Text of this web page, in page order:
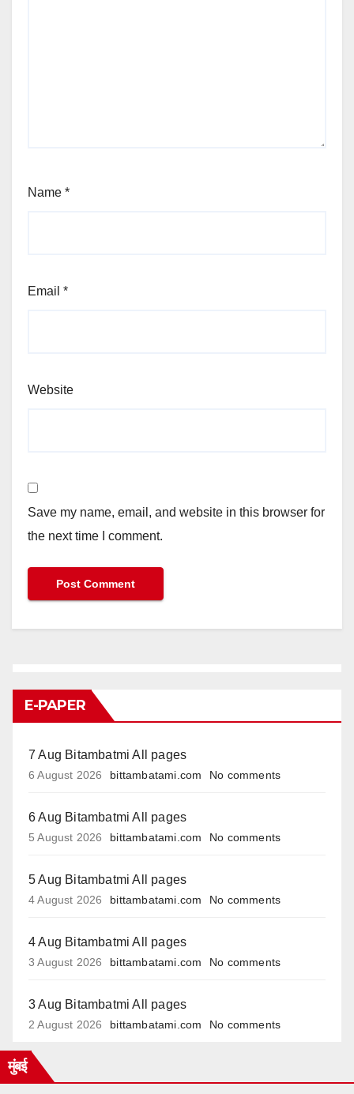
Name *
Email *
Website
Save my name, email, and website in this browser for
the next time I comment.
E-PAPER
7 Aug Bitambatmi All pages
6 August 2026 bittambatami.com No comments
6 Aug Bitambatmi All pages
5 August 2026 bittambatami.com No comments
5 Aug Bitambatmi All pages
4 August 2026 bittambatami.com No comments
4 Aug Bitambatmi All pages
3 August 2026 bittambatami.com No comments
3 Aug Bitambatmi All pages
2 August 2026 bittambatami.com No comments
मुंबई